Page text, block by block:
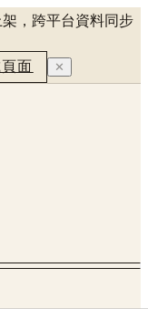
，跨平台資料同步
面 ✕